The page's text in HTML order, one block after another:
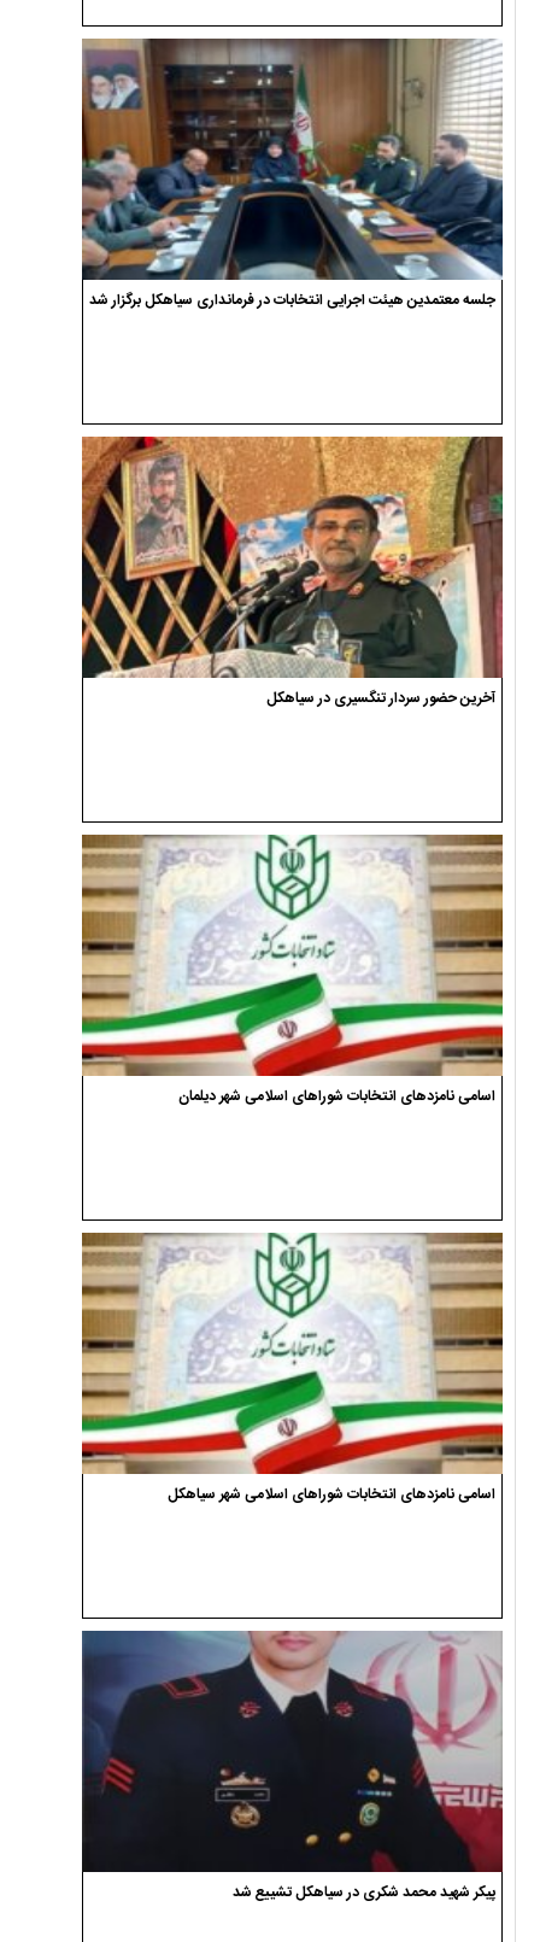
جلسه معتمدین هیئت اجرایی انتخابات در فرمانداری سیاهکل برگزار شد
آخرین حضور سردار تنگسیری در سیاهکل
اسامی نامزدهای انتخابات شوراهای اسلامی شهر دیلمان
اسامی نامزدهای انتخابات شوراهای اسلامی شهر سیاهکل
پیکر شهید محمد شکری در سیاهکل تشییع شد